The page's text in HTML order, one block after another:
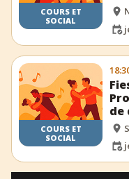
COURS ET
SOCIAL
COURS ET
SOCIAL
de